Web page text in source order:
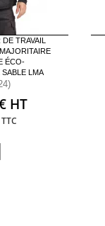
TRAVAIL
ÉCO-
LMA
HT